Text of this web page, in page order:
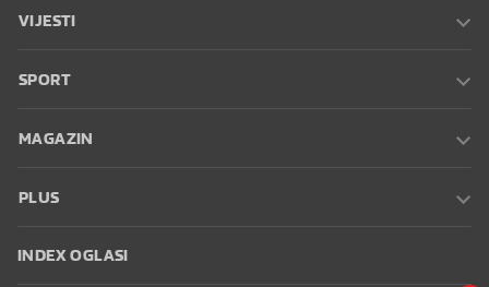
VIJESTI
SPORT
MAGAZIN
PLUS
INDEX OGLASI